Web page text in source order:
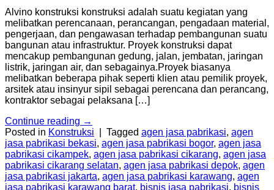
Alvino konstruksi konstruksi adalah suatu kegiatan yang
melibatkan perencanaan, perancangan, pengadaan material,
pengerjaan, dan pengawasan terhadap pembangunan suatu
bangunan atau infrastruktur. Proyek konstruksi dapat
mencakup pembangunan gedung, jalan, jembatan, jaringan
listrik, jaringan air, dan sebagainya.Proyek biasanya
melibatkan beberapa pihak seperti klien atau pemilik proyek,
arsitek atau insinyur sipil sebagai perencana dan perancang,
kontraktor sebagai pelaksana […]
Continue reading →
Posted in Konstruksi Tagged agen jasa pabrikasi, agen
jasa pabrikasi bekasi, agen jasa pabrikasi bogor, agen jasa
pabrikasi cikampek, agen jasa pabrikasi cikarang, agen jasa
pabrikasi cikarang selatan, agen jasa pabrikasi depok, agen
jasa pabrikasi jakarta, agen jasa pabrikasi karawang, agen
jasa pabrikasi karawang barat, bisnis jasa pabrikasi, bisnis